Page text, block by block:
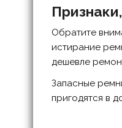
Обратите
истирание
дешевле
Запасные
пригодятся в